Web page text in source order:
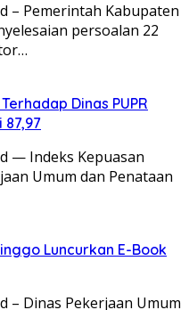
– Pemerintah Kabupaten
persoalan 22
Dinas PUPR
— Indeks Kepuasan
Umum dan Penataan
Luncurkan E-Book
– Dinas Pekerjaan Umum